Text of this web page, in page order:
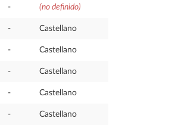
- (no definido)
- Castellano
- Castellano
- Castellano
- Castellano
- Castellano